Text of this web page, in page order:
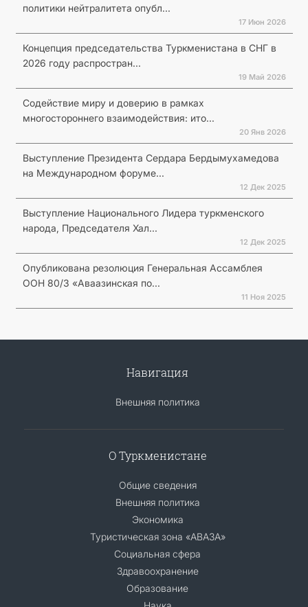
политики нейтралитета опубл...
17 Июн 2026
Концепция председательства Туркменистана в СНГ в
2026 году распростран...
19 Май 2026
Содействие миру и доверию в рамках
многостороннего взаимодействия: ито...
20 Янв 2026
Выступление Президента Сердара Бердымухамедова
на Международном форуме...
12 Дек 2025
Выступление Национального Лидера туркменского
народа, Председателя Хал...
12 Дек 2025
Опубликована резолюция Генеральная Ассамблея
ООН 80/3 «Аваазинская по...
11 Ноя 2025
Навигация
Внешняя политика
О Туркменистане
Общие сведения
Внешняя политика
Экономика
Туристическая зона «АВАЗА»
Социальная сфера
Здравоохранение
Образование